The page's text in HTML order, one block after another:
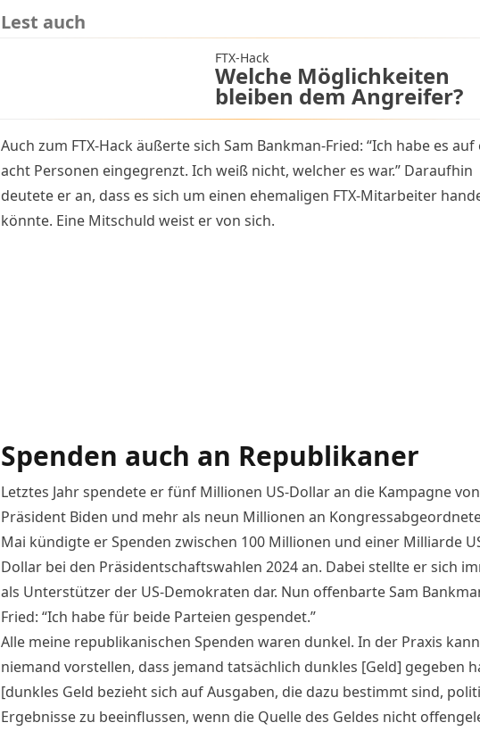
Lest auch
FTX-Hack
Welche Möglichkeiten
bleiben dem Angreifer?
Auch zum FTX-Hack äußerte sich Sam Bankman-Fried: “Ich habe es auf
acht Personen eingegrenzt. Ich weiß nicht, welcher es war.” Daraufhin
deutete er an, dass es sich um einen ehemaligen FTX-Mitarbeiter
könnte. Eine Mitschuld weist er von sich.
Spenden auch an Republikaner
Letztes Jahr spendete er fünf Millionen US-Dollar an die Kampagne
Präsident Biden und mehr als neun Millionen an
Mai kündigteer Spenden zwischen 100 Millionen und einer Milliarde
Dollar bei den Präsidentschaftswahlen 2024 an. Dabei stellte er sich
als Unterstützer der US-Demokraten dar. Nun offenbarte Sam
Fried: “Ich habe für beide Parteien gespendet.”
Alle meine republikanischen Spenden waren dunkel. In der Praxis
niemand vorstellen, dass jemand tatsächlich dunkles [Geld] gegeben
[dunkles Geld bezieht sich auf Ausgaben, die dazu bestimmt sind,
Ergebnisse zu beeinflussen, wenn die Quelle des Geldes nicht